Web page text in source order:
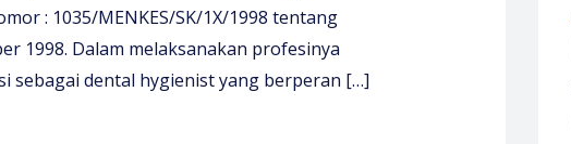
: 1035/MENKES/SK/1X/1998 tentang
1998. Dalam melaksanakan profesinya
sebagai dental hygienist yang berperan […]